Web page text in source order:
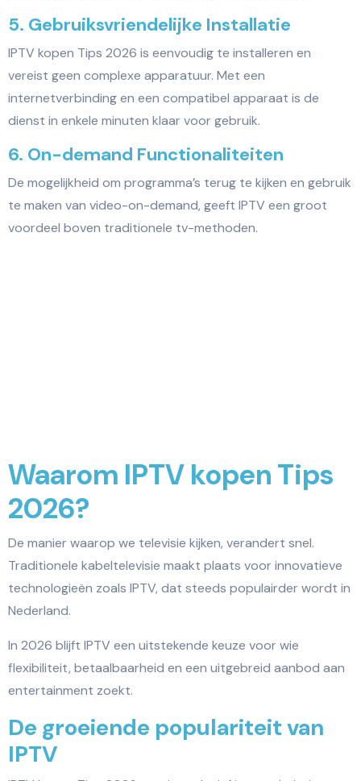
5. Gebruiksvriendelijke Installatie
IPTV kopen Tips 2026 is eenvoudig te installeren en
vereist geen complexe apparatuur. Met een
internetverbinding en een compatibel apparaat is de
dienst in enkele minuten klaar voor gebruik.
6. On-demand Functionaliteiten
De mogelijkheid om programma’s terug te kijken en gebruik
te maken van video-on-demand, geeft IPTV een groot
voordeel boven traditionele tv-methoden.
Waarom IPTV kopen Tips
2026?
De manier waarop we televisie kijken, verandert snel.
Traditionele kabeltelevisie maakt plaats voor innovatieve
technologieën zoals IPTV, dat steeds populairder wordt in
Nederland.
In 2026 blijft IPTV een uitstekende keuze voor wie
flexibiliteit, betaalbaarheid en een uitgebreid aanbod aan
entertainment zoekt.
De groeiende populariteit van
IPTV